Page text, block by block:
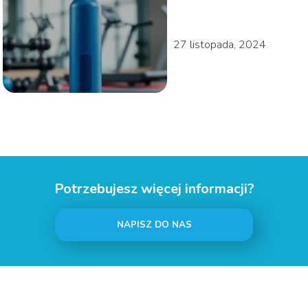
27 listopada, 2024
Potrzebujesz więcej informacji?
NAPISZ DO NAS